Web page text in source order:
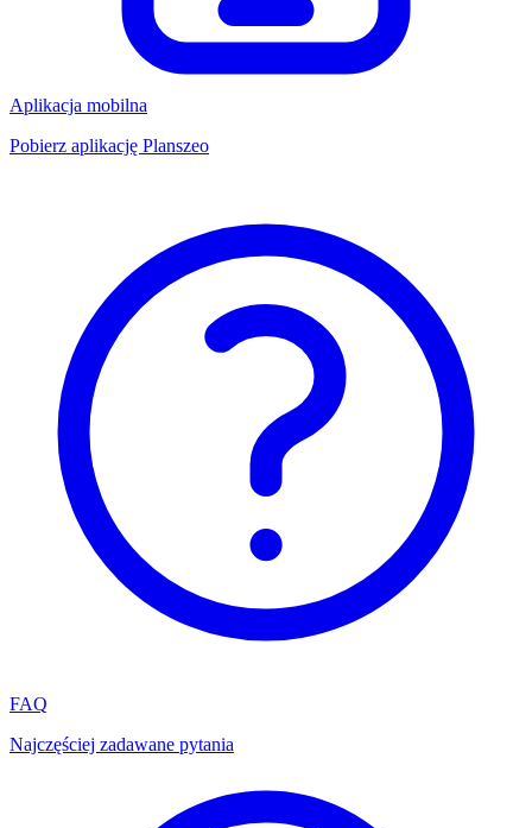
Aplikacja mobilna
Pobierz aplikację Planszeo
FAQ
Najczęściej zadawane pytania